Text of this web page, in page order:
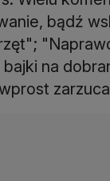
bądź
na